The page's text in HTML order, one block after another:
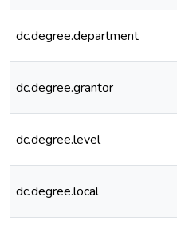
dc.degree.department
dc.degree.grantor
dc.degree.level
dc.degree.local